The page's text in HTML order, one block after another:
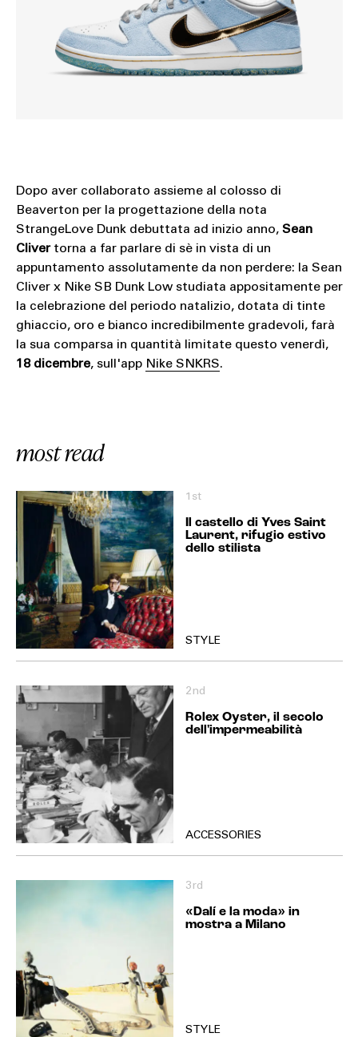
Dopo aver collaborato assieme al colosso di
Beaverton per la progettazione della nota
StrangeLove Dunk debuttata ad inizio anno, Sean
Clivertorna a far parlare di sè in vista di un
appuntamento assolutamente da non perdere: la Sean
Cliver x Nike SB Dunk Low studiata appositamente per
la celebrazione del periodo natalizio, dotata di tinte
ghiaccio, oro e bianco incredibilmente gradevoli, farà
la sua comparsa in quantità limitate questo venerdì,
18 dicembre, sull'app Nike SNKRS.
most read
1st
Il castello di Yves Saint
Laurent, rifugio estivo
dello stilista
STYLE
2nd
Rolex Oyster, il secolo
dell'impermeabilità
ACCESSORIES
3rd
«Dalí e la moda» in
mostra a Milano
STYLE